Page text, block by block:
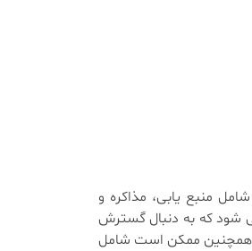
منبع یابی، مذاکره و
شود که به دنبال گسترش
همچنین ممکن است شامل